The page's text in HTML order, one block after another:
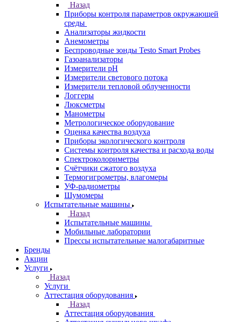
Назад
Приборы контроля параметров окружающей
среды
Анализаторы жидкости
Анемометры
Беспроводные зонды Testo Smart Probes
Газоанализаторы
Измерители pH
Измерители светового потока
Измерители тепловой облученности
Логгеры
Люксметры
Манометры
Метрологическое оборудование
Оценка качества воздуха
Приборы экологического контроля
Системы контроля качества и расхода воды
Спектроколориметры
Счётчики сжатого воздуха
Термогигрометры, влагомеры
УФ-радиометры
Шумомеры
Испытательные машины
Назад
Испытательные машины
Мобильные лаборатории
Прессы испытательные малогабаритные
Бренды
Акции
Услуги
Назад
Услуги
Аттестация оборудования
Назад
Аттестация оборудования